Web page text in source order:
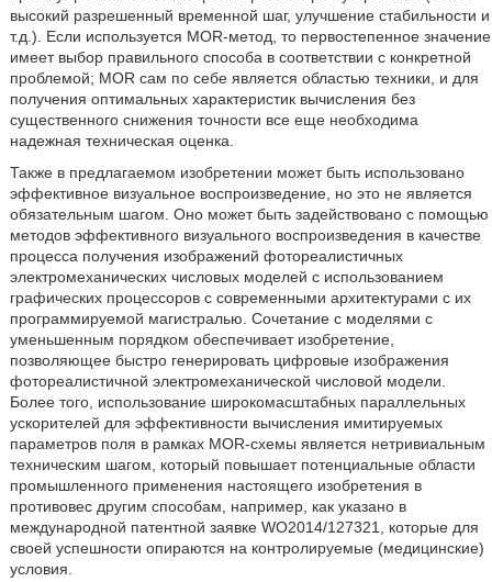
высокий разрешенный временной шаг, улучшение стабильности и
т.д.). Если используется MOR-метод, то первостепенное значение
имеет выбор правильного способа в соответствии с конкретной
проблемой; MOR сам по себе является областью техники, и для
получения оптимальных характеристик вычисления без
существенного снижения точности все еще необходима
надежная техническая оценка.
Также в предлагаемом изобретении может быть использовано
эффективное визуальное воспроизведение, но это не является
обязательным шагом. Оно может быть задействовано с помощью
методов эффективного визуального воспроизведения в качестве
процесса получения изображений фотореалистичных
электромеханических числовых моделей с использованием
графических процессоров с современными архитектурами с их
программируемой магистралью. Сочетание с моделями с
уменьшенным порядком обеспечивает изобретение,
позволяющее быстро генерировать цифровые изображения
фотореалистичной электромеханической числовой модели.
Более того, использование широкомасштабных параллельных
ускорителей для эффективности вычисления имитируемых
параметров поля в рамках MOR-схемы является нетривиальным
техническим шагом, который повышает потенциальные области
промышленного применения настоящего изобретения в
противовес другим способам, например, как указано в
международной патентной заявке WO2014/127321, которые для
своей успешности опираются на контролируемые (медицинские)
условия.